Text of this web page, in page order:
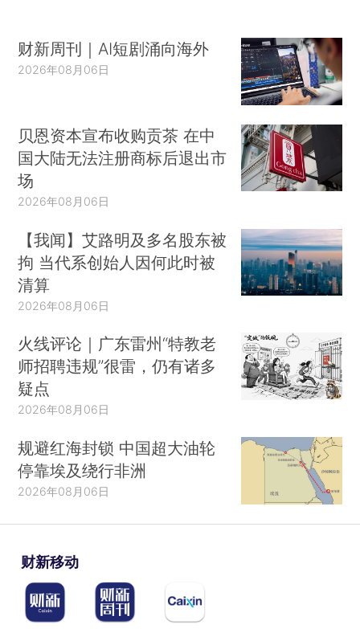
财新周刊｜AI短剧涌向海外
2026年08月06日
贝恩资本宣布收购贡茶 在中
国大陆无法注册商标后退出市
场
2026年08月06日
【我闻】艾路明及多名股东被
拘 当代系创始人因何此时被
清算
2026年08月06日
火线评论｜广东雷州“特教老
师招聘违规”很雷，仍有诸多
疑点
2026年08月06日
规避红海封锁 中国超大油轮
停靠埃及绕行非洲
2026年08月06日
财新移动